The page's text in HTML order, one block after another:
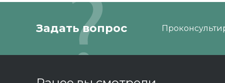
Задать вопрос